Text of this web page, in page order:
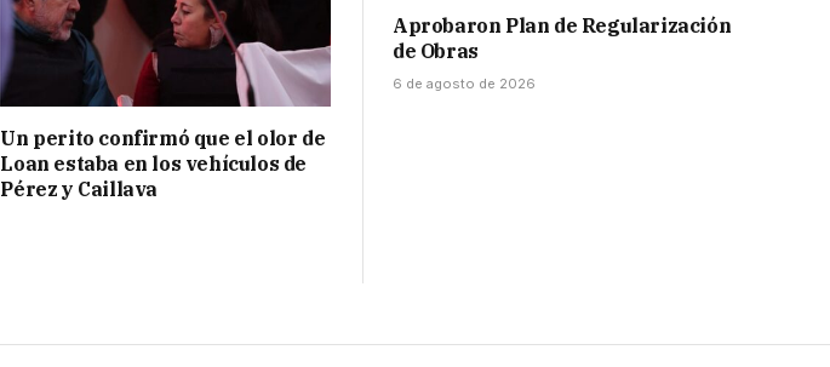
Un perito confirmó que el olor de
Loan estaba en los vehículos de
Pérez y Caillava
Aprobaron Plan de Regularización
de Obras
6 de agosto de 2026